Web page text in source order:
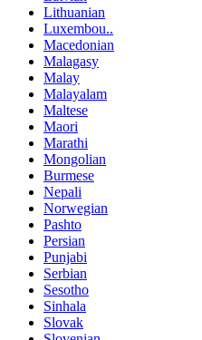
Lithuanian
Luxembou..
Macedonian
Malagasy
Malay
Malayalam
Maltese
Maori
Marathi
Mongolian
Burmese
Nepali
Norwegian
Pashto
Persian
Punjabi
Serbian
Sesotho
Sinhala
Slovak